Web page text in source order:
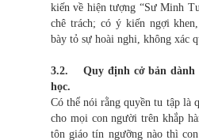
kiến về hiện tượng “Sư Minh
chê trách; có ý kiến ngợi
bày tỏ sự hoài nghi, không xác
3.2. Quy định cở bản dành
học.
Có thể nói rằng quyền tu tập là
cho mọi con người trên khắp
tôn giáo tín ngưỡng nào thì